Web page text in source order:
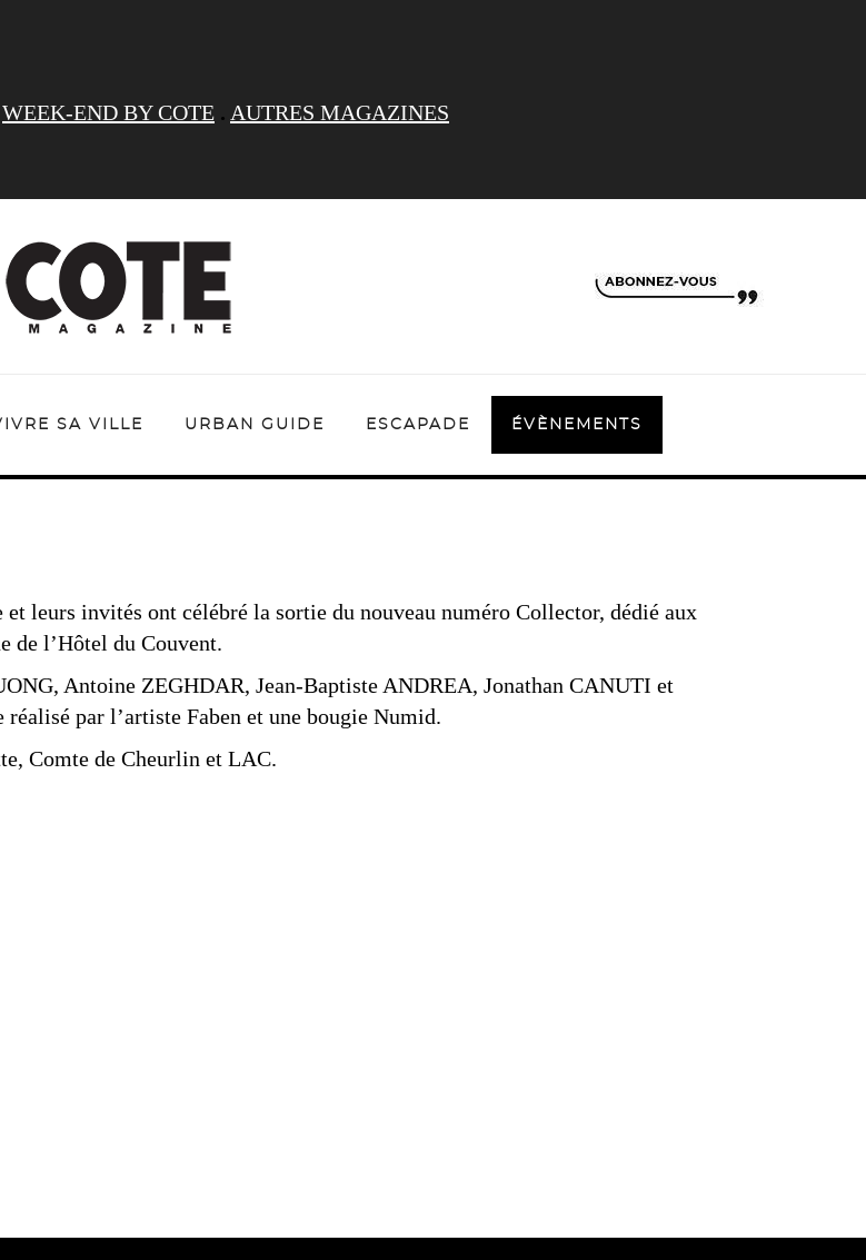
WEEK-END BY COTE . AUTRES MAGAZINES
SA VILLE URBAN GUIDE ESCAPADE ÉVÈNEMENTS
leurs invités ont célébré la sortie du nouveau numéro Collector, dédié aux
de l’Hôtel du Couvent.
Antoine ZEGHDAR, Jean-Baptiste ANDREA, Jonathan CANUTI et
par l’artiste Faben et une bougie Numid.
Comte de Cheurlin et LAC.